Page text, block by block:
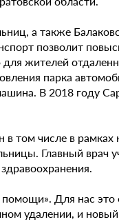
а также
позволит
жителей
парка
В 2018 году
том числе в рамках
Главный врач
Для нас это
удалении, и